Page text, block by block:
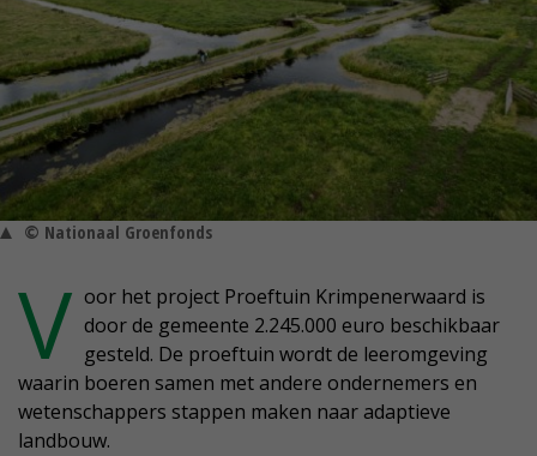
© Nationaal Groenfonds
V oor het project Proeftuin Krimpenerwaard is
door de gemeente 2.245.000 euro beschikbaar
gesteld. De proeftuin wordt de leeromgeving
waarin boeren samen met andere ondernemers en
wetenschappers stappen maken naar adaptieve
landbouw.